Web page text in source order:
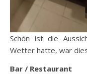
Schön ist die
Wetter hatte, war
Bar / Restaurant